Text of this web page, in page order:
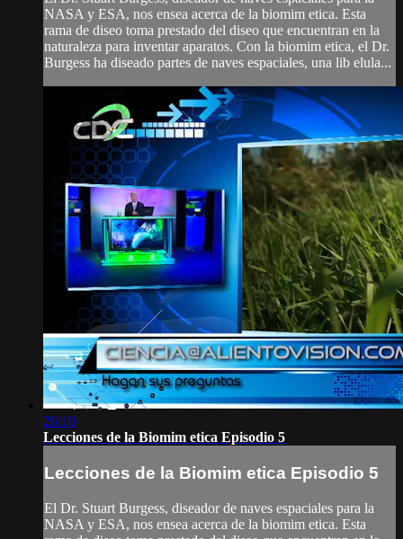
NASA y ESA, nos ensea acerca de la biomim etica. Esta
rama de diseo toma prestado del diseo que encuentran en la
naturaleza para inventar aparatos. Con la biomim etica, el Dr.
Burgess ha diseado partes de naves espaciales, una lib elula...
26:10
Lecciones de la Biomim etica Episodio 5
Lecciones de la Biomim etica Episodio 5
El Dr. Stuart Burgess, diseador de naves espaciales para la
NASA y ESA, nos ensea acerca de la biomim etica. Esta